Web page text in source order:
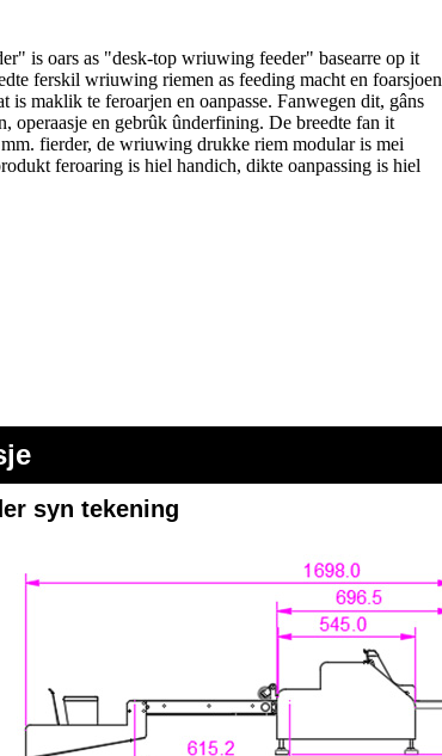
is oars as "desk-top wriuwing feeder" basearre op it
ferskil wriuwing riemen as feeding macht en foarsjoen
maklik te feroarjen en oanpasse. Fanwegen dit, gâns
operaasje en gebrûk ûnderfining. De breedte fan it
fierder, de wriuwing drukke riem modular is mei
feroaring is hiel handich, dikte oanpassing is hiel
syn tekening